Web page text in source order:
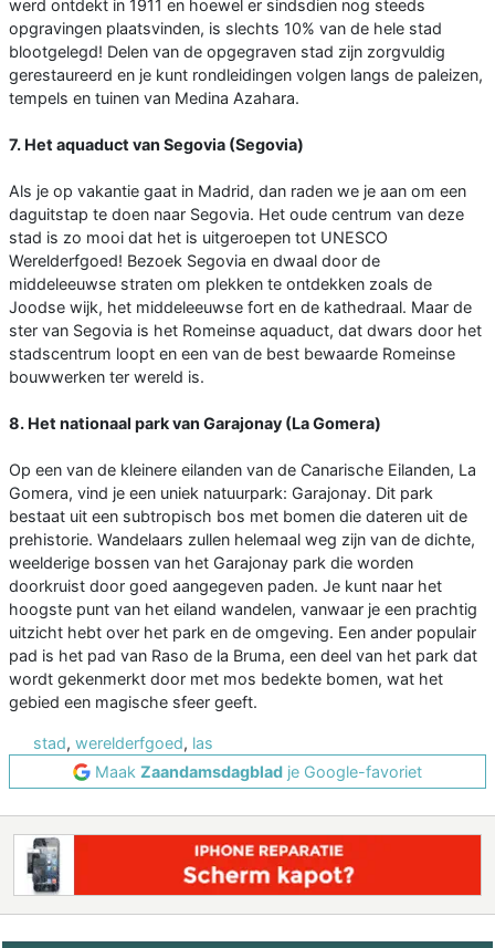
werd ontdekt in 1911 en hoewel er sindsdien nog steeds
opgravingen plaatsvinden, is slechts 10% van de hele stad
blootgelegd! Delen van de opgegraven stad zijn zorgvuldig
gerestaureerd en je kunt rondleidingen volgen langs de paleizen,
tempels en tuinen van Medina Azahara.
7. Het aquaduct van Segovia (Segovia)
Als je op vakantie gaat in Madrid, dan raden we je aan om een
daguitstap te doen naar Segovia. Het oude centrum van deze
stad is zo mooi dat het is uitgeroepen tot UNESCO
Werelderfgoed! Bezoek Segovia en dwaal door de
middeleeuwse straten om plekken te ontdekken zoals de
Joodse wijk, het middeleeuwse fort en de kathedraal. Maar de
ster van Segovia is het Romeinse aquaduct, dat dwars door het
stadscentrum loopt en een van de best bewaarde Romeinse
bouwwerken ter wereld is.
8. Het nationaal park van Garajonay (La Gomera)
Op een van de kleinere eilanden van de Canarische Eilanden, La
Gomera, vind je een uniek natuurpark: Garajonay. Dit park
bestaat uit een subtropisch bos met bomen die dateren uit de
prehistorie. Wandelaars zullen helemaal weg zijn van de dichte,
weelderige bossen van het Garajonay park die worden
doorkruist door goed aangegeven paden. Je kunt naar het
hoogste punt van het eiland wandelen, vanwaar je een prachtig
uitzicht hebt over het park en de omgeving. Een ander populair
pad is het pad van Raso de la Bruma, een deel van het park dat
wordt gekenmerkt door met mos bedekte bomen, wat het
gebied een magische sfeer geeft.
stad, werelderfgoed, las
Maak Zaandamsdagblad je Google-favoriet